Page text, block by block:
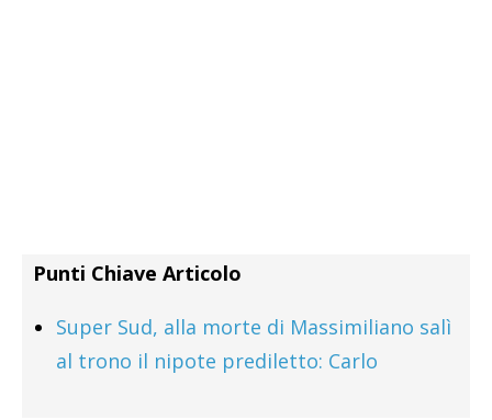
Punti Chiave Articolo
Super Sud, alla morte di Massimiliano salì
al trono il nipote prediletto: Carlo